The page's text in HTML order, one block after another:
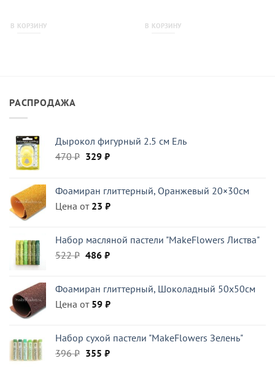
В КОРЗИНУ В КОРЗИНУ
РАСПРОДАЖА
Дырокол фигурный 2.5 см Ель
470₽ Первоначальная
470 ₽.
329 ₽Текущая
Фоамиран глиттерный, Оранжевый 20×30см
Цена от 23 ₽
Набор масляной пастели "MakeFlowers Листва"
522₽ Первоначальная
522 ₽.
486 ₽Текущая
Фоамиран глиттерный, Шоколадный 50x50см
Цена от 59 ₽
Набор сухой пастели "MakeFlowers Зелень"
396₽ Первоначальная
355 ₽Текущая